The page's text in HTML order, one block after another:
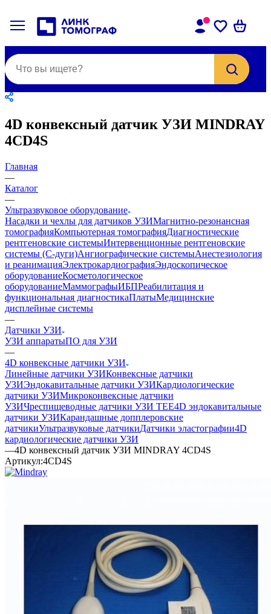
4D конвексный датчик УЗИ MINDRAY
4CD4S
Главная
—
Каталог
—
Ультразвуковое оборудование
Насадки и чехлы для датчиков УЗИМагнитно-резонансная
томографияКомпьютерная томографияДиагностические
рентгеновские системыИнтервенционные рентгеновские
системы (С-дуги)Ангиографические системыАнестезиология
и реанимацияЭлектрокардиографияЭндоскопическое
оборудованиеКосметологическое
оборудованиеМаммографыИБПРеабилитация и
функциональная диагностикаПлатыМедицинские
дисплейные системы
—
Датчики УЗИ
УЗИ аппаратыПО для УЗИ
—
4D конвексные датчики УЗИ
Линейные датчики УЗИКонвексные датчики
УЗИЭндокавитальные датчики УЗИКардиологические
датчики УЗИМикроконвексные датчики
УЗИЧреспищеводные датчики УЗИ TEE4D эндокавитальные
датчики УЗИКарандашные допплеровские
датчикиУльтразвуковые датчикиДатчики эластографии4D
кардиологические датчики УЗИ
—4D конвексный датчик УЗИ MINDRAY 4CD4S
Артикул:4CD4S